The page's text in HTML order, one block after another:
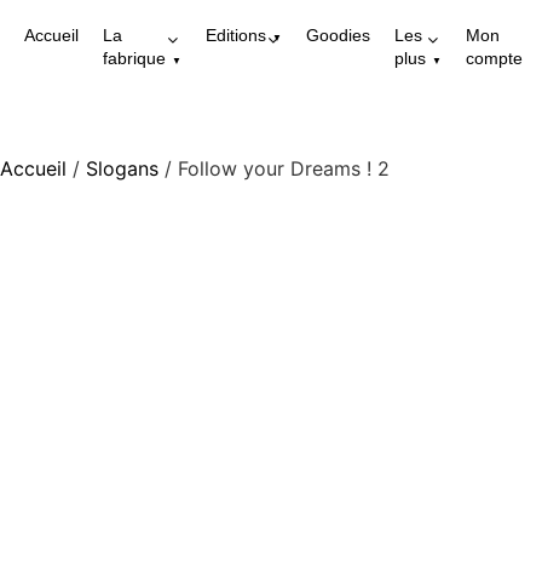
Accueil
La
fabrique
Editions Goodies
Les
plus
Mon
compte
Accueil / Slogans / Follow your Dreams ! 2